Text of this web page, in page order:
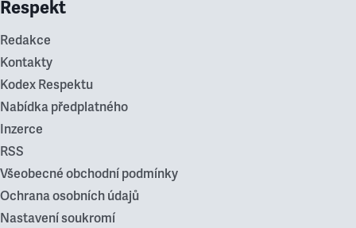
Respekt
Redakce
Kontakty
Kodex Respektu
Nabídka předplatného
Inzerce
RSS
Všeobecné obchodní podmínky
Ochrana osobních údajů
Nastavení soukromí